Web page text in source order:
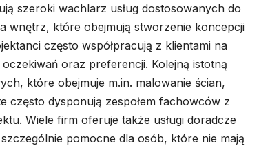
szeroki wachlarz usług dostosowanych do
wnętrz, które obejmują stworzenie koncepcji
często współpracują z klientami na
oraz preferencji. Kolejną istotną
które obejmuje m.in. malowanie ścian,
często dysponują zespołem fachowców z
Wiele firm oferuje także usługi doradcze
pomocne dla osób, które nie mają